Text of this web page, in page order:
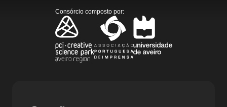
Consórcio composto por: